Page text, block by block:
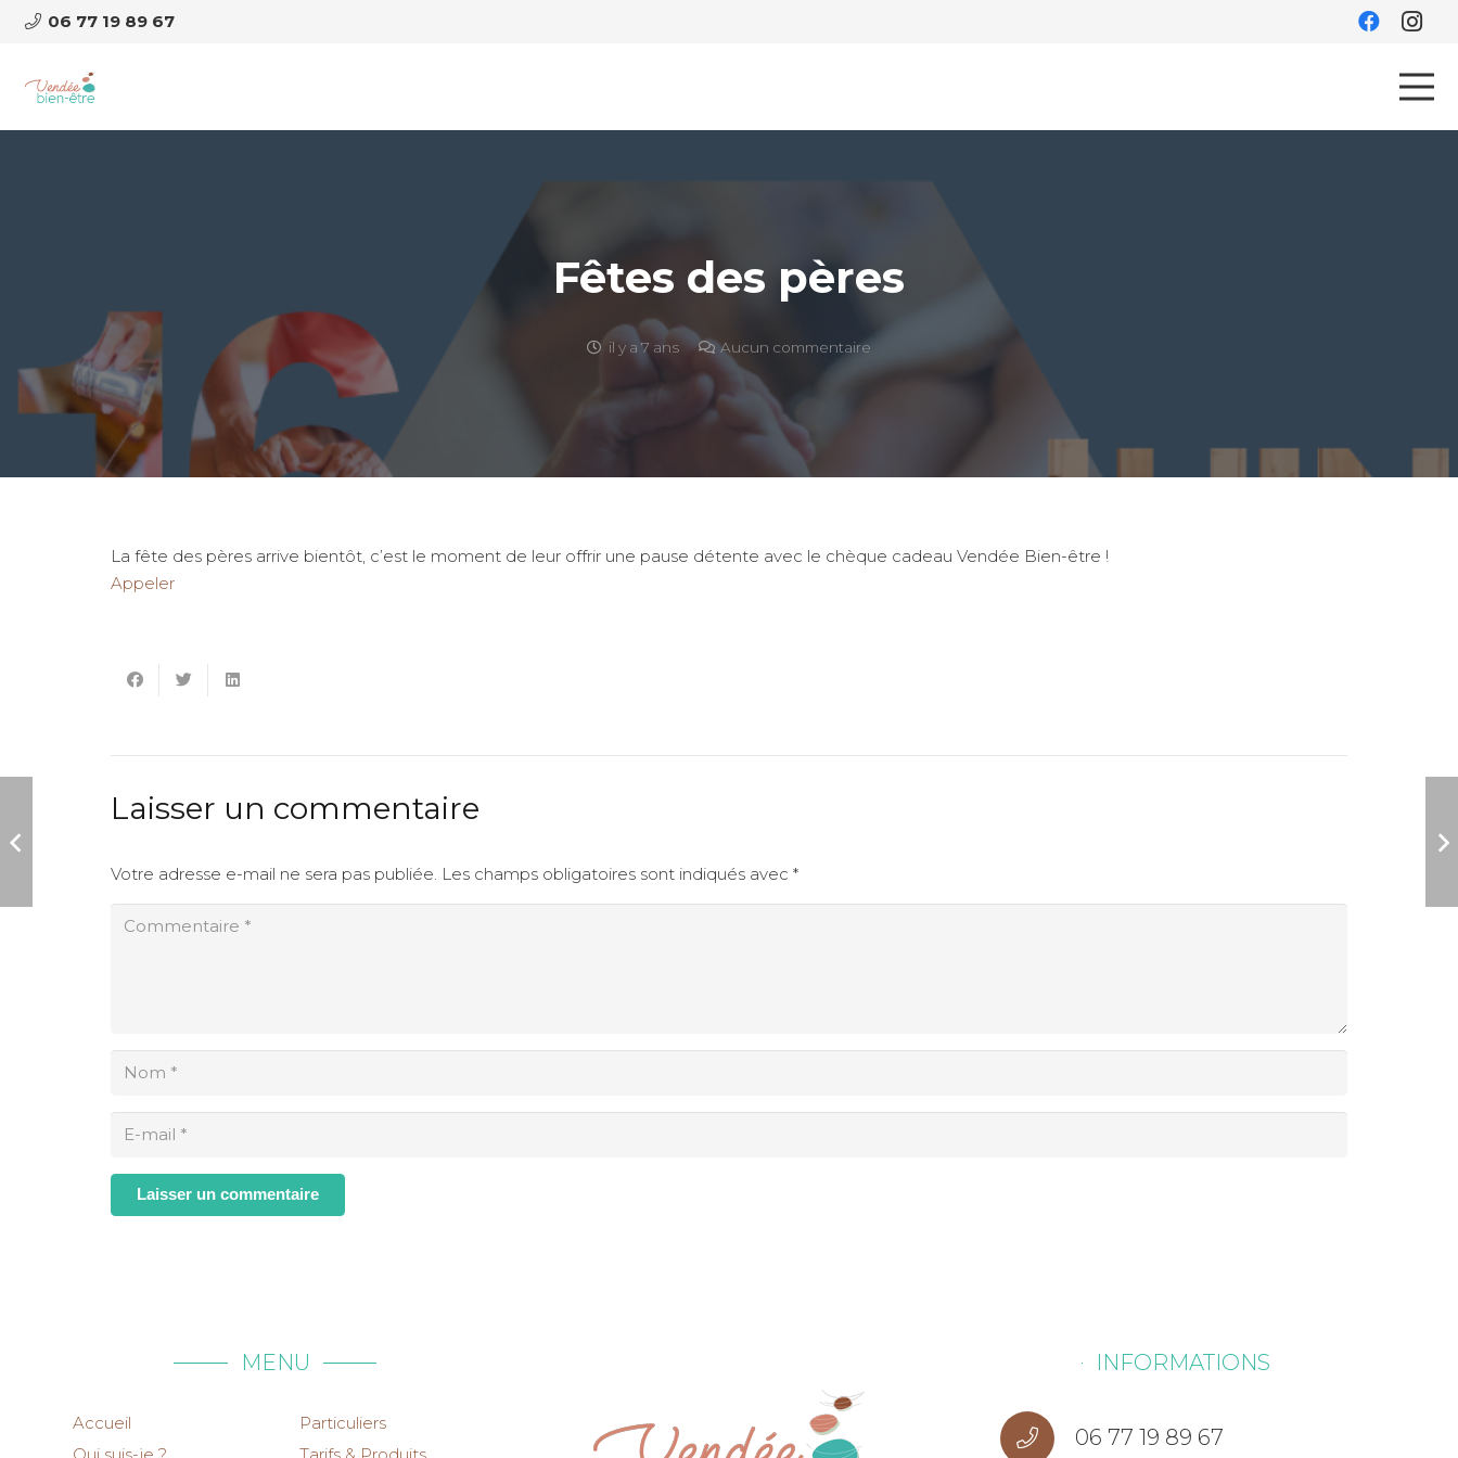
06 77 19 89 67
Fêtes des pères
il y a 7 ans Aucun commentaire
La fête des pères arrive bientôt, c’est le moment de leur offrir une pause détente avec le chèque cadeau Vendée Bien-être !
Appeler
Laisser un commentaire
Votre adresse e-mail ne sera pas publiée. Les champs obligatoires sont indiqués avec *
Laisser un commentaire
MENU
Accueil
Qui suis-je ?
Particuliers
Tarifs & Produits
INFORMATIONS
06 77 19 89 67